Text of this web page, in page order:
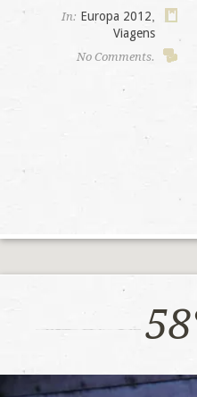
In: Europa 2012
Viagens
No Comments.